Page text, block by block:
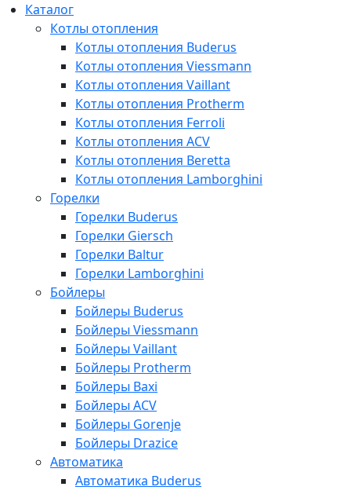
Каталог
Котлы отопления
Котлы отопления Buderus
Котлы отопления Viessmann
Котлы отопления Vaillant
Котлы отопления Protherm
Котлы отопления Ferroli
Котлы отопления ACV
Котлы отопления Beretta
Котлы отопления Lamborghini
Горелки
Горелки Buderus
Горелки Giersch
Горелки Baltur
Горелки Lamborghini
Бойлеры
Бойлеры Buderus
Бойлеры Viessmann
Бойлеры Vaillant
Бойлеры Protherm
Бойлеры Baxi
Бойлеры ACV
Бойлеры Gorenje
Бойлеры Drazice
Автоматика
Автоматика Buderus